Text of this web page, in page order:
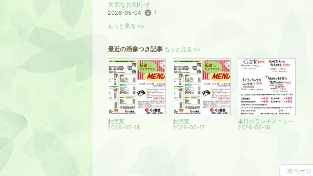
大切なお知らせ
2026-05-04 1
もっと見る >>
最近の画像つき記事 もっと見る >>
お惣菜
2026-05-18
お惣菜
2026-05-17
本日のランチメニュー
2026-05-16
次ページ